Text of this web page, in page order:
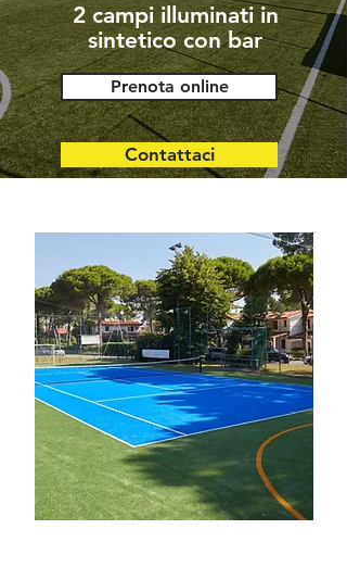
2 campi illuminati in
sintetico con bar
Prenota online
Contattaci